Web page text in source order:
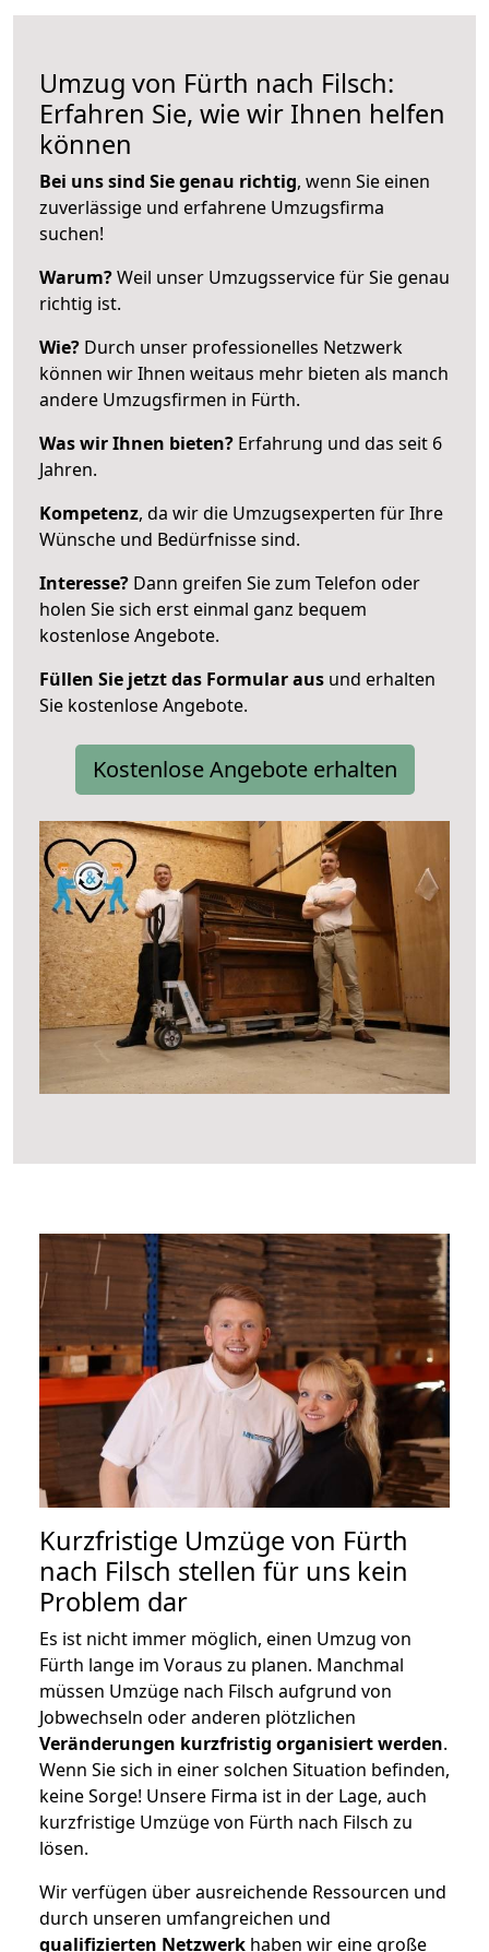
Umzug von Fürth nach Filsch:
Erfahren Sie, wie wir Ihnen helfen
können
Bei uns sind Sie genau richtig, wenn Sie einen
zuverlässige und erfahrene Umzugsfirma
suchen!
Warum?Weil unser Umzugsservice für Sie genau
richtig ist.
Wie? Durch unser professionelles Netzwerk
können wir Ihnen weitaus mehr bieten als manch
andere Umzugsfirmen in Fürth.
Was wir Ihnen bieten? Erfahrung und das seit 6
Jahren.
Kompetenz, da wir die Umzugsexperten für Ihre
Wünsche und Bedürfnisse sind.
Interesse? Dann greifen Sie zum Telefon oder
holen Sie sich erst einmal ganz bequem
kostenlose Angebote.
Füllen Sie jetzt das Formular aus und erhalten
Sie kostenlose Angebote.
Kostenlose Angebote erhalten
Kurzfristige Umzüge von Fürth
nach Filsch stellen für uns kein
Problem dar
Es ist nicht immer möglich, einen Umzug von
Fürth lange im Voraus zu planen. Manchmal
müssen Umzüge nach Filsch aufgrund von
Jobwechseln oder anderen plötzlichen
Veränderungen kurzfristig organisiert werden.
Wenn Sie sich in einer solchen Situation befinden,
keine Sorge! Unsere Firma ist in der Lage, auch
kurzfristige Umzüge von Fürth nach Filsch zu
lösen.
Wir verfügen über ausreichende Ressourcen und
durch unseren umfangreichen und
qualifizierten Netzwerk haben wir eine große